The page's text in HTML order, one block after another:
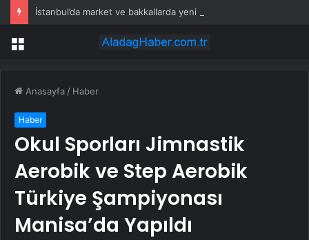
Menü
Anasayfa / Haber
Haber
Okul Sporları Jimnastik
Aerobik ve Step Aerobik
Türkiye Şampiyonası
Manisa’da Yapıldı